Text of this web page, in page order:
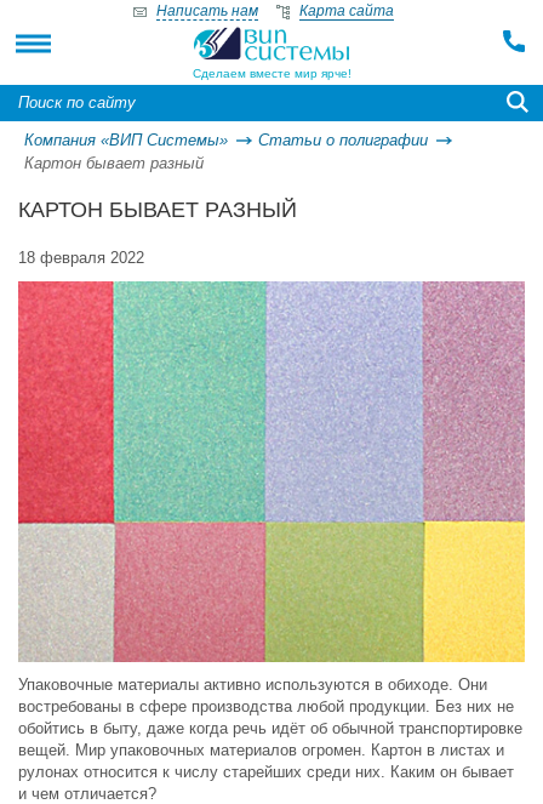
Сделаем вместе мир ярче!
Написать нам Карта сайта
Компания «ВИП Системы»
Статьи о полиграфии
Картон бывает разный
КАРТОН БЫВАЕТ РАЗНЫЙ
18 февраля 2022
Упаковочные материалы активно используются в обиходе. Они
востребованы в сфере производства любой продукции. Без них не
обойтись в быту, даже когда речь идёт об обычной транспортировке
вещей. Мир упаковочных материалов огромен. Картон в листах и
рулонах относится к числу старейших среди них. Каким он бывает
и чем отличается?